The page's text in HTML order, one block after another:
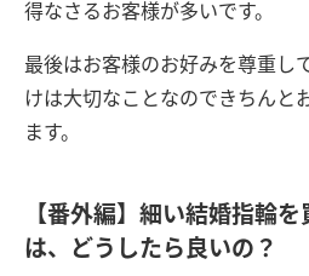
得なさるお客様が多いです。
最後はお客様のお好みを尊重し
けは大切なことなのできちんと
ます。
【番外編】細い結婚指輪
は、どうしたら良いの？